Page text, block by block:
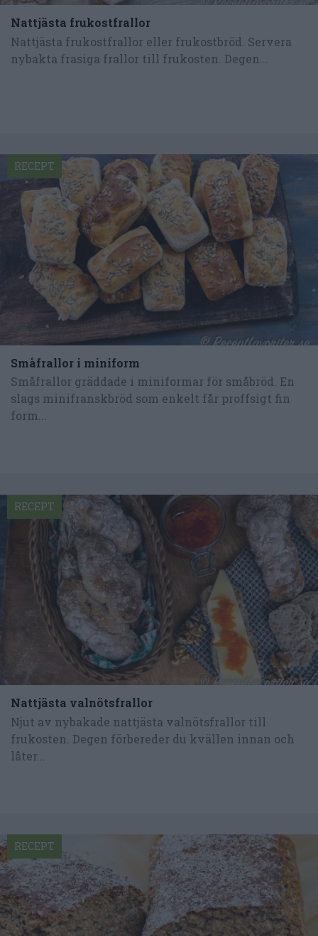
Nattjästa frukostfrallor
Nattjästa frukostfrallor eller frukostbröd. Servera
nybakta frasiga frallor till frukosten. Degen...
Småfrallor i miniform
Småfrallor gräddade i miniformar för småbröd. En
slags minifranskbröd som enkelt får proffsigt fin
form...
RECEPT
Nattjästa valnötsfrallor
Njut av nybakade nattjästa valnötsfrallor till
frukosten. Degen förbereder du kvällen innan och
låter...
RECEPT
RECEPT